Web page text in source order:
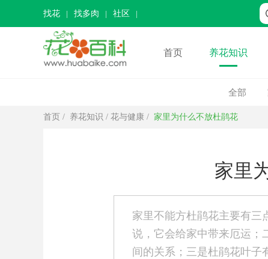
找花 找多肉 社区
首页 养花知识
全部
首页 / 养花知识 / 花与健康 / 家里为什么不放杜鹃花
家里
家里不能方杜鹃花主要有三
说，它会给家中带来厄运；
间的关系；三是杜鹃花叶子